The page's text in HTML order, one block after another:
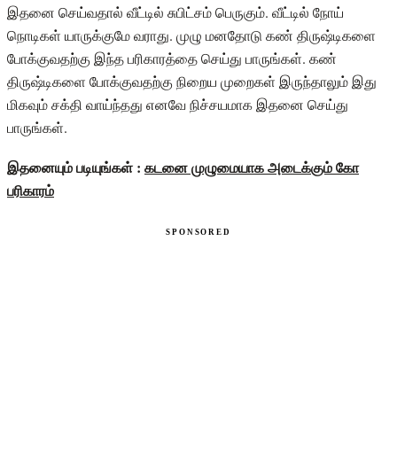
இதனை செய்வதால் வீட்டில் சுபிட்சம் பெருகும். வீட்டில் நோய்
நொடிகள் யாருக்குமே வராது. முழு மனதோடு கண் திருஷ்டிகளை
போக்குவதற்கு இந்த பரிகாரத்தை செய்து பாருங்கள். கண்
திருஷ்டிகளை போக்குவதற்கு நிறைய முறைகள் இருந்தாலும் இது
மிகவும் சக்தி வாய்ந்தது எனவே நிச்சயமாக இதனை செய்து
பாருங்கள்.
இதனையும் படியுங்கள் : கடனை முழுமையாக அடைக்கும் கோ
பரிகாரம்